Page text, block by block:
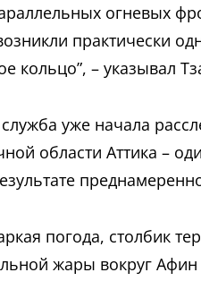
огневых
практически
кольцо”, – указывал
уже начала
области Аттика –
погода, столбик
жары вокруг Афин